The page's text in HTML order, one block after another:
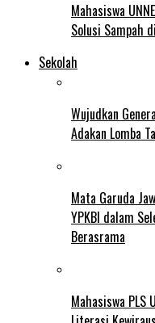
Mahasiswa
Solusi Sampah
Sekolah
Wujudkan
Adakan Lomba
Mata Garuda
YPKBI dalam
Berasrama
Mahasiswa PLS